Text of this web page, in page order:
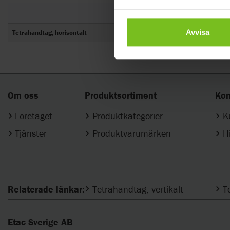
Avvisa
Tetrahandtag, horisontalt
Om oss
Företaget
Tjänster
Produktsortiment
Produktkategorier
Produktvarumärken
Relaterade länkar: Tetrahandtag, vertikalt
Etac Sverige AB